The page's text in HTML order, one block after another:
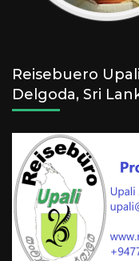
Reisebuero
Delgoda, Sri